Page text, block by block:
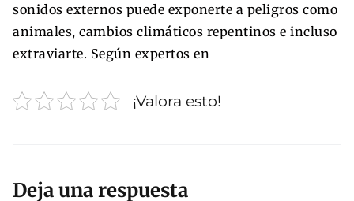
sonidos externos puede exponerte a peligros como
animales, cambios climáticos repentinos e incluso
extraviarte. Según expertos en
¡Valora esto!
Deja una respuesta